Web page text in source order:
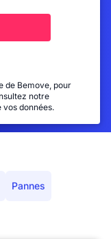
de Bemove, pour
notre
vos données.
Pannes